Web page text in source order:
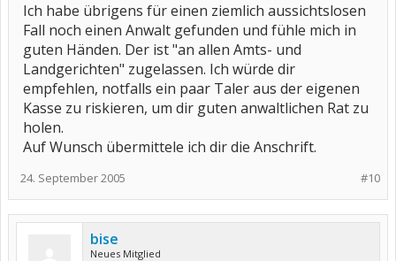
Ich habe übrigens für einen ziemlich aussichtslosen
Fall noch einen Anwalt gefunden und fühle mich in
guten Händen. Der ist "an allen Amts- und
Landgerichten" zugelassen. Ich würde dir
empfehlen, notfalls ein paar Taler aus der eigenen
Kasse zu riskieren, um dir guten anwaltlichen Rat zu
holen.
Auf Wunsch übermittele ich dir die Anschrift.
#10
24. September 2005
bise
Neues Mitglied